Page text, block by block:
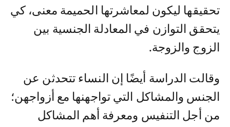
تحقيقها ليكون لمعاشرتها الحميمة معنى، كي
يتحقق التوازن في المعادلة الجنسية بين
الزوج والزوجة.
وقالت الدراسة أيضًا إن النساء تتحدثن عن
الجنس والمشاكل التي تواجهنها مع أزواجهن؛
من أجل التنفيس ومعرفة أهم المشاكل